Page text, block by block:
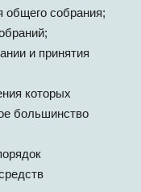
общего собрания;
и принятия
которых
большинство